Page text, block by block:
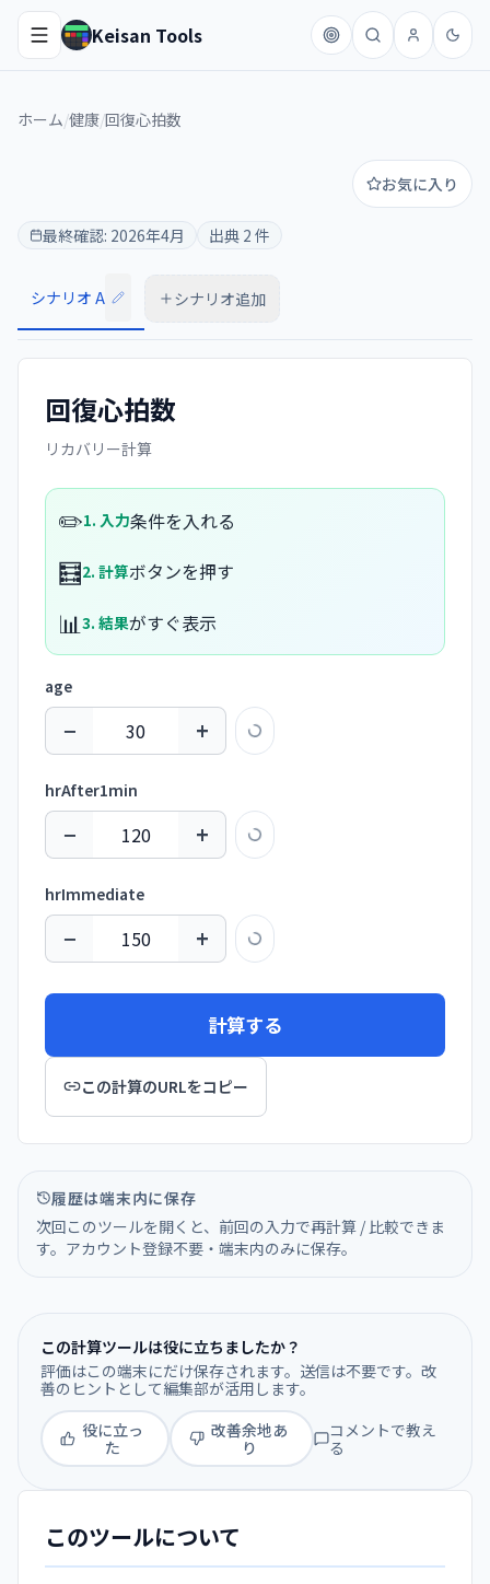
Keisan Tools
ホーム/健康/回復心拍数
お気に入り
最終確認: 2026年4月 出典 2 件
シナリオ A シナリオ追加
回復心拍数
リカバリー計算
✏️1. 入力条件を入れる
🧮2. 計算ボタンを押す
📊3. 結果がすぐ表示
age
− +
hrAfter1min
− +
hrImmediate
− +
計算する
この計算のURLをコピー
履歴は端末内に保存
次回このツールを開くと、前回の入力で再計算 / 比較できま
す。アカウント登録不要・端末内のみに保存。
この計算ツールは役に立ちましたか？
評価はこの端末にだけ保存されます。送信は不要です。改
善のヒントとして編集部が活用します。
役に立っ
た
改善余地あ
り
コメントで教え
る
このツールについて